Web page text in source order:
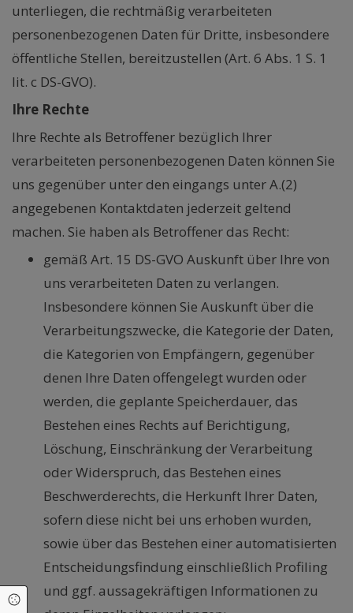
unterliegen, die rechtmäßig verarbeiteten
personenbezogenen Daten für Dritte, insbesondere
öffentliche Stellen, bereitzustellen (Art. 6 Abs. 1 S. 1
lit. c DS-GVO).
Ihre Rechte
Ihre Rechte als Betroffener bezüglich Ihrer
verarbeiteten personenbezogenen Daten können Sie
uns gegenüber unter den eingangs unter A.(2)
angegebenen Kontaktdaten jederzeit geltend
machen. Sie haben als Betroffener das Recht:
gemäß Art. 15 DS-GVO Auskunft über Ihre von
uns verarbeiteten Daten zu verlangen.
Insbesondere können Sie Auskunft über die
Verarbeitungszwecke, die Kategorie der Daten,
die Kategorien von Empfängern, gegenüber
denen Ihre Daten offengelegt wurden oder
werden, die geplante Speicherdauer, das
Bestehen eines Rechts auf Berichtigung,
Löschung, Einschränkung der Verarbeitung
oder Widerspruch, das Bestehen eines
Beschwerderechts, die Herkunft Ihrer Daten,
sofern diese nicht bei uns erhoben wurden,
sowie über das Bestehen einer automatisierten
Entscheidungsfindung einschließlich Profiling
und ggf. aussagekräftigen Informationen zu
Cookie Einstellungen